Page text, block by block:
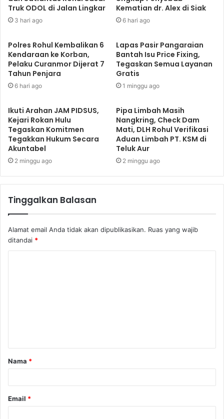
Truk ODOL di Jalan Lingkar
3 hari ago
Kematian dr. Alex di Siak
6 hari ago
Polres Rohul Kembalikan 6
Kendaraan ke Korban,
Pelaku Curanmor Dijerat 7
Tahun Penjara
6 hari ago
Lapas Pasir Pangaraian
Bantah Isu Price Fixing,
Tegaskan Semua Layanan
Gratis
1 minggu ago
Ikuti Arahan JAM PIDSUS,
Kejari Rokan Hulu
Tegaskan Komitmen
Tegakkan Hukum Secara
Akuntabel
2 minggu ago
Pipa Limbah Masih
Nangkring, Check Dam
Mati, DLH Rohul Verifikasi
Aduan Limbah PT. KSM di
Teluk Aur
2 minggu ago
Tinggalkan Balasan
Alamat email Anda tidak akan dipublikasikan. Ruas yang wajib
ditandai *
Nama *
Email *